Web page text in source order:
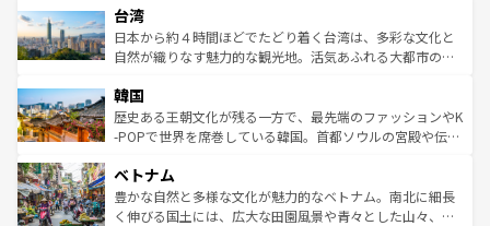
情報は
人々、おいしいローカルフードやハワイアンミュージッ
ク、伝統的なフラダンスなど、すべてがハワイの魅力を彩
っている。訪れるたびに新しい発見と感動が待っているハ
はコンテンツ一覧
リアリーフや大陸中央部にそびえるウルル（エアーズロッ
ク）、タスマニアの美しい原生林やケアンズの熱帯雨林な
ど、見どころがたくさん。また、カフェやワイン、オージ
いる。アクティビティも充実しており、サーフィンやダイ
ビング、ハイキングなど、アウトドア好きにはたまらな
い。オーストラリアの多彩な魅力を存分に味わいつくそ
参照してほしい。
台湾
日本から約４時間ほどでたどり着く台湾は、多彩な文化と
自然が織りなす魅力的な観光地。活気あふれる大都市の台
ン）、静ひつな山岳地帯である台湾東部など、都市の喧騒
と山間の静けさが共存しており、訪れる人に新しい発見と
驚きをもたらしてくれる。また、奥深い台湾の食文化も魅
容にもいいと評判のスイーツなど、バラエティ豊かな料理
が味わえる。 なお、新着の台湾情報は コンテンツ一覧を参
照してほしい。
韓国
歴史ある王朝文化が残る一方で、最先端のファッションやK
-POPで世界を席巻している韓国。首都ソウルの宮殿や伝統
き、地方に足を延ばせば四季折々の自然美を楽しむことが
できる。そして、キムチや焼肉、絶品のストリートフード
まで、さまざまな韓国料理が待っている。夜には、韓国な
ベトナム
豊かな自然と多様な文化が魅力的なベトナム。南北に細長
く伸びる国土には、広大な田園風景や青々とした山々、世